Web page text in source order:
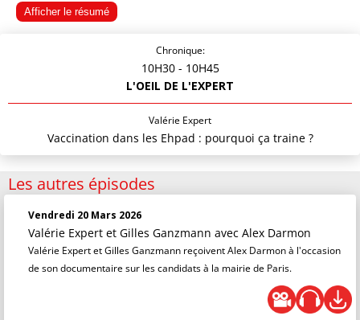
Afficher le résumé
Chronique:
10H30 - 10H45
L'OEIL DE L'EXPERT
Valérie Expert
Vaccination dans les Ehpad : pourquoi ça traine ?
Les autres épisodes
Vendredi 20 Mars 2026
Valérie Expert et Gilles Ganzmann avec Alex Darmon
Valérie Expert et Gilles Ganzmann reçoivent Alex Darmon à l'occasion
de son documentaire sur les candidats à la mairie de Paris.